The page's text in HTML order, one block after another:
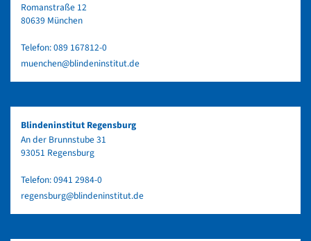
Romanstraße 12
80639 München
Telefon:089 167812-0
muenchen@blindeninstitut.de
Blindeninstitut Regensburg
An der Brunnstube 31
93051 Regensburg
Telefon:0941 2984-0
regensburg@blindeninstitut.de